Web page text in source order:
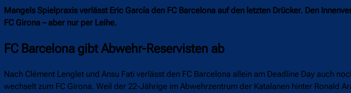
Mangels Spielpraxis verlässt Eric García den FC Barcelona auf den letzten Drücker. Den
FC Girona – aber nur per Leihe.
FC Barcelona gibt Abwehr-Reservisten ab
Nach Clément Lenglet und Ansu Fati verlässt den FC Barcelona allein am Deadline Day auch
wechselt zum FC Girona. Weil der 22-Jährige im Abwehrzentrum der Katalanen hinter Ronald